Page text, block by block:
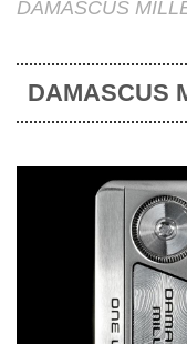
DAMASCUS
DAMASCUS